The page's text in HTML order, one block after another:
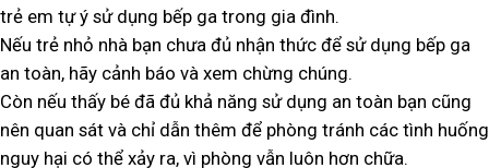
trẻ em tự ý sử dụng bếp ga trong gia đình.
Nếu trẻ nhỏ nhà bạn chưa đủ nhận thức để sử dụng bếp ga
an toàn, hãy cảnh báo và xem chừng chúng.
Còn nếu thấy bé đã đủ khả năng sử dụng an toàn bạn cũng
nên quan sát và chỉ dẫn thêm để phòng tránh các tình huống
nguy hại có thể xảy ra, vì phòng vẫn luôn hơn chữa.